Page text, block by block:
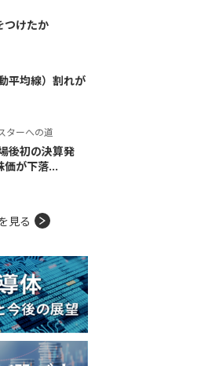
つけたか
平均線）割れが
ターへの道
後初の決算発
価が下落...
見る